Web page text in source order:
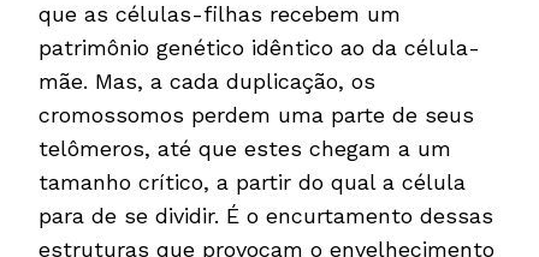
que as células-filhas recebem um
patrimônio genético idêntico ao da célula-
mãe. Mas, a cada duplicação, os
cromossomos perdem uma parte de seus
telômeros, até que estes chegam a um
tamanho crítico, a partir do qual a célula
para de se dividir. É o encurtamento dessas
estruturas que provocam o envelhecimento